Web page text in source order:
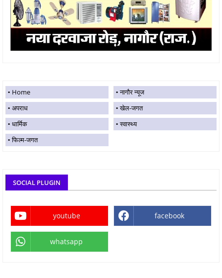
Home
नागौर न्यूज
अपराध
खेल-जगत
धार्मिक
स्वास्थ्य
फिल्म-जगत
SOCIAL PLUGIN
youtube facebook
whatsapp